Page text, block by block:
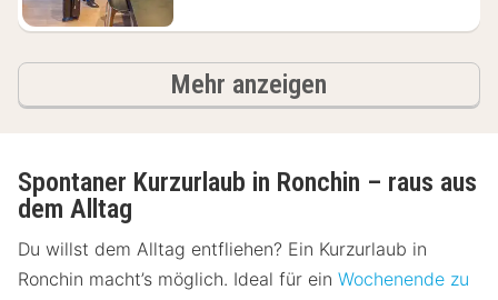
Mehr anzeigen
Spontaner Kurzurlaub in Ronchin – raus aus
dem Alltag
Du willst dem Alltag entfliehen? Ein Kurzurlaub in
Ronchin macht’s möglich. Ideal für ein Wochenende zu